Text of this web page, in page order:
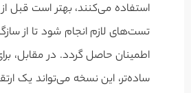
استفاده می‌کنند، بهتر است قبل از
تست‌های لازم انجام شود تا از
اطمینان حاصل گردد. در مقابل،
ساده‌تر، این نسخه می‌تواند یک